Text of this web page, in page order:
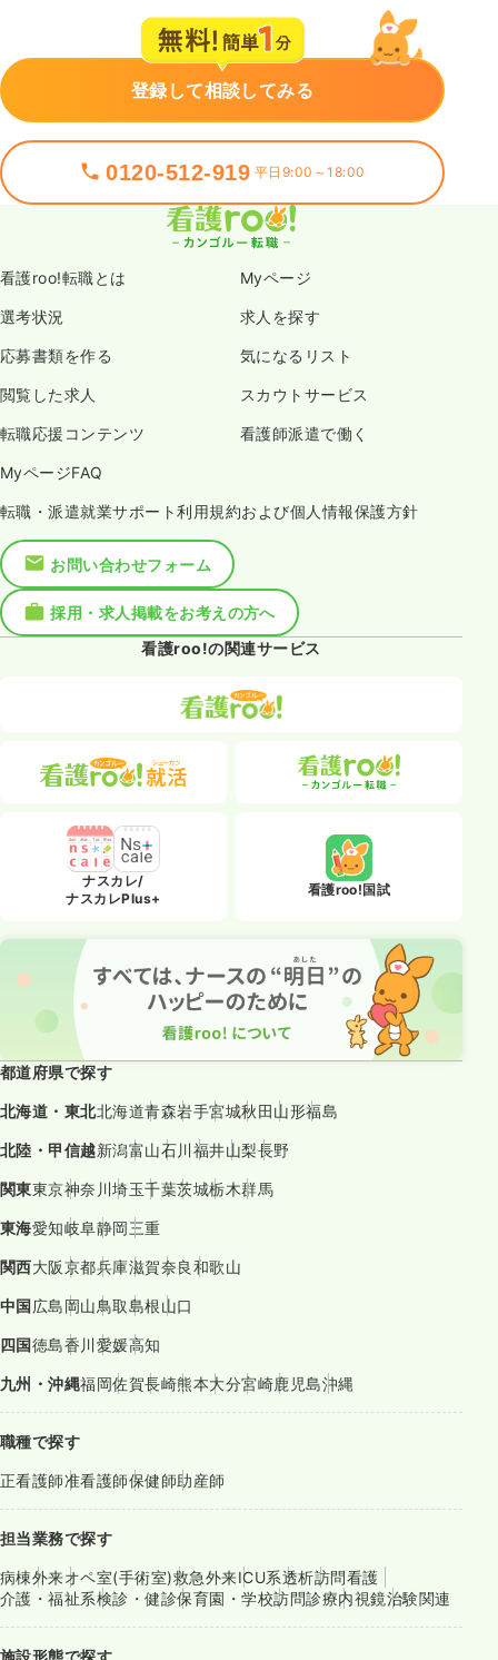
登録して相談してみる
0120-512-919 平日9:00～18:00
看護roo!転職とは Myページ
選考状況 求人を探す
応募書類を作る 気になるリスト
閲覧した求人 スカウトサービス
転職応援コンテンツ 看護師派遣で働く
MyページFAQ
転職・派遣就業サポート利用規約および個人情報保護方針
お問い合わせフォーム
採用・求人掲載をお考えの方へ
看護roo!の関連サービス
ナスカレ/
ナスカレPlus+
看護roo!国試
都道府県で探す
北海道・東北北海道青森岩手宮城秋田山形福島
北陸・甲信越新潟富山石川福井山梨長野
関東東京神奈川埼玉千葉茨城栃木群馬
東海愛知岐阜静岡三重
関西大阪京都兵庫滋賀奈良和歌山
中国広島岡山鳥取島根山口
四国徳島香川愛媛高知
九州・沖縄福岡佐賀長崎熊本大分宮崎鹿児島沖縄
職種で探す
正看護師准看護師保健師助産師
担当業務で探す
病棟外来オペ室(手術室)救急外来ICU系透析訪問看護
介護・福祉系検診・健診保育園・学校訪問診療内視鏡治験関連